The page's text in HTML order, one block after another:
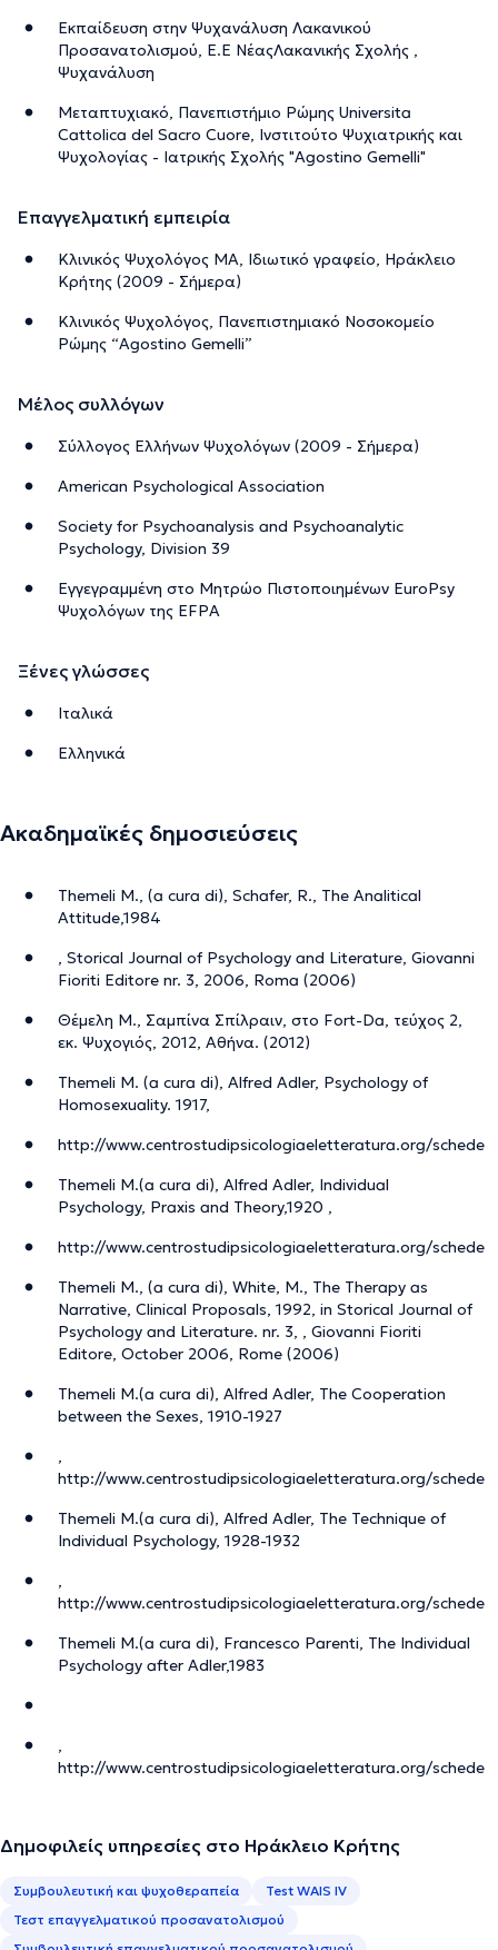
Εκπαίδευση στην Ψυχανάλυση Λακανικού
Προσανατολισμού, Ε.Ε ΝέαςΛακανικής Σχολής ,
Ψυχανάλυση
Μεταπτυχιακό, Πανεπιστήμιο Ρώμης Universita
Cattolica del Sacro Cuore, Ινστιτούτο Ψυχιατρικής και
Ψυχολογίας - Ιατρικής Σχολής "Αgostino Gemelli"
Επαγγελματική εμπειρία
Κλινικός Ψυχολόγος MA, Ιδιωτικό γραφείο, Ηράκλειο
Κρήτης (2009 - Σήμερα)
Kλινικός Ψυχολόγος, Πανεπιστημιακό Nοσοκομείο
Ρώμης “Agostino Gemelli”
Μέλος συλλόγων
Σύλλογος Ελλήνων Ψυχολόγων (2009 - Σήμερα)
American Psychological Association
Society for Psychoanalysis and Psychoanalytic
Psychology, Division 39
Εγγεγραμμένη στο Μητρώο Πιστοποιημένων EuroPsy
Ψυχολόγων της EFPA
Ξένες γλώσσες
Ιταλικά
Ελληνικά
Ακαδημαϊκές δημοσιεύσεις
Themeli M., (a cura di), Schafer, R., The Analitical
Attitude,1984
, Storical Journal of Psychology and Literature, Giovanni
Fioriti Editore nr. 3, 2006, Roma (2006)
Θέμελη Μ., Σαμπίνα Σπίλραιν, στο Fort-Da, τεύχος 2,
εκ. Ψυχογιός, 2012, Αθήνα. (2012)
Themeli M. (a cura di), Alfred Adler, Psychology of
Homosexuality. 1917,
http://www.centrostudipsicologiaeletteratura.org/schede
Themeli M.(a cura di), Alfred Adler, Individual
Psychology, Praxis and Theory,1920 ,
http://www.centrostudipsicologiaeletteratura.org/schede
Themeli M., (a cura di), White, M., The Therapy as
Narrative, Clinical Proposals, 1992, in Storical Journal of
Psychology and Literature. nr. 3, , Giovanni Fioriti
Editore, October 2006, Rome (2006)
Themeli M.(a cura di), Alfred Adler, The Cooperation
between the Sexes, 1910-1927
,
http://www.centrostudipsicologiaeletteratura.org/schede
Themeli M.(a cura di), Alfred Adler, The Technique of
Individual Psychology, 1928-1932
,
http://www.centrostudipsicologiaeletteratura.org/schede
Themeli M.(a cura di), Francesco Parenti, The Individual
Psychology after Adler,1983
,
http://www.centrostudipsicologiaeletteratura.org/schede
Δημοφιλείς υπηρεσίες στο Ηράκλειο Κρήτης
Συμβουλευτική και ψυχοθεραπεία
Test WAIS IV
Τεστ επαγγελματικού προσανατολισμού